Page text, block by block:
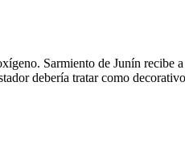
Sarmiento de Junín recibe
debería tratar como